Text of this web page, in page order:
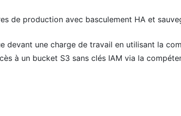
de production avec basculement HA et
une charge de travail en utilisant la
à un bucket S3 sans clés IAM via la